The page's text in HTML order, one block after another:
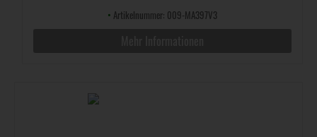
• Artikelnummer: 009-MA397V3